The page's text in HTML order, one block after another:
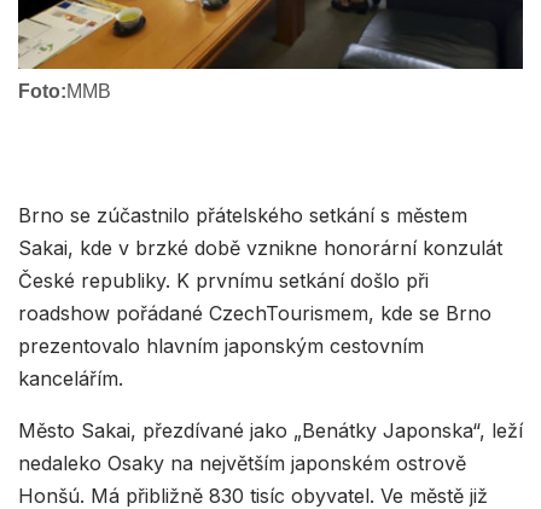
Foto:MMB
Brno se zúčastnilo přátelského setkání s městem
Sakai, kde v brzké době vznikne honorární konzulát
České republiky. K prvnímu setkání došlo při
roadshow pořádané CzechTourismem, kde se Brno
prezentovalo hlavním japonským cestovním
kancelářím.
Město Sakai, přezdívané jako „Benátky Japonska“, leží
nedaleko Osaky na největším japonském ostrově
Honšú. Má přibližně 830 tisíc obyvatel. Ve městě již